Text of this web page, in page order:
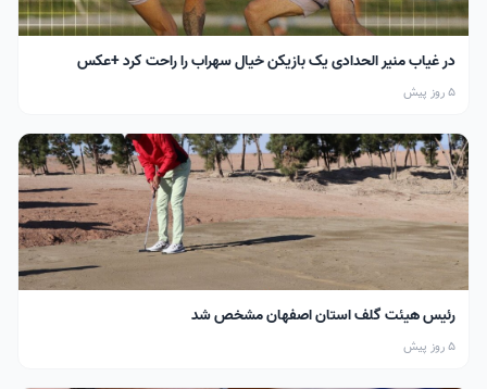
در غیاب منیر الحدادی یک بازیکن خیال سهراب را راحت کرد +عکس
5 روز پیش
رئیس هیئت گلف استان اصفهان مشخص شد
5 روز پیش